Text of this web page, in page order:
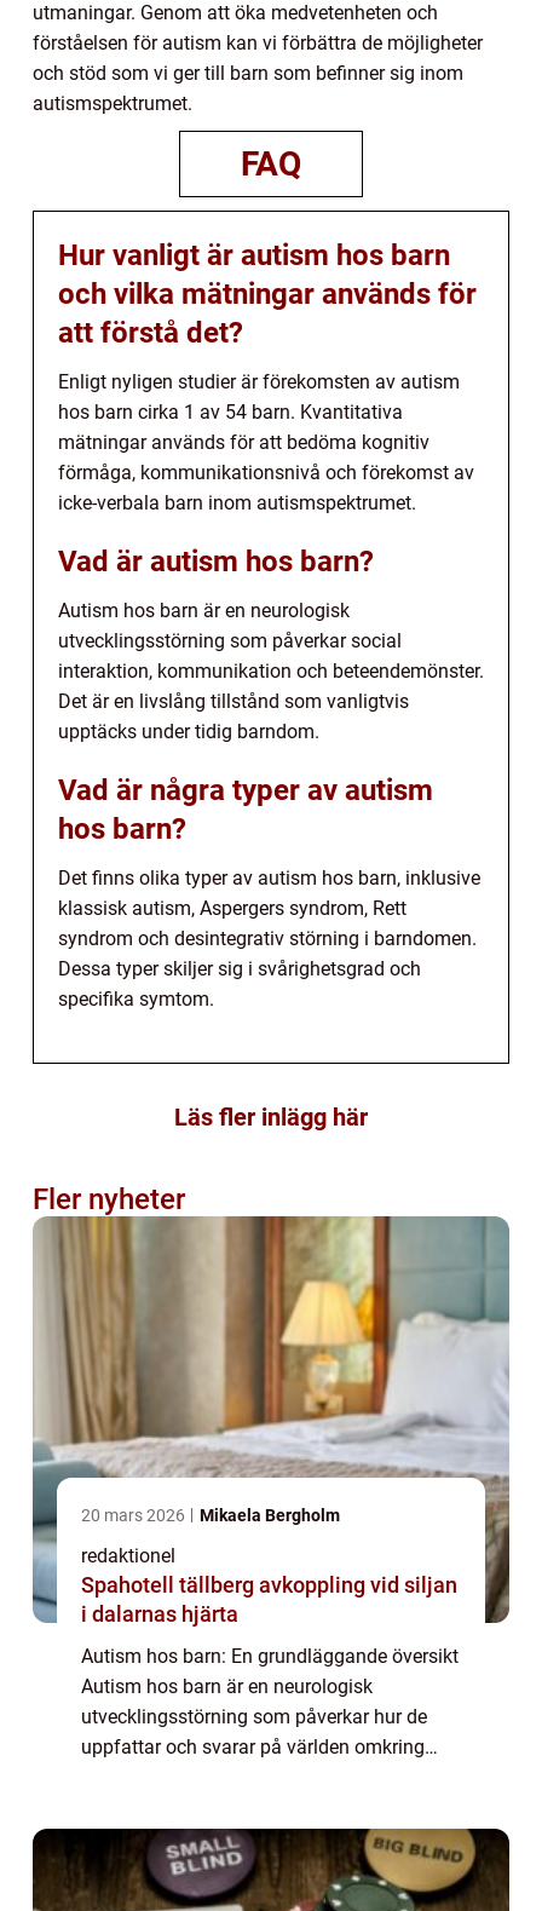
utmaningar. Genom att öka medvetenheten och
förståelsen för autism kan vi förbättra de möjligheter
och stöd som vi ger till barn som befinner sig inom
autismspektrumet.
FAQ
Hur vanligt är autism hos barn
och vilka mätningar används för
att förstå det?
Enligt nyligen studier är förekomsten av autism
hos barn cirka 1 av 54 barn. Kvantitativa
mätningar används för att bedöma kognitiv
förmåga, kommunikationsnivå och förekomst av
icke-verbala barn inom autismspektrumet.
Vad är autism hos barn?
Autism hos barn är en neurologisk
utvecklingsstörning som påverkar social
interaktion, kommunikation och beteendemönster.
Det är en livslång tillstånd som vanligtvis
upptäcks under tidig barndom.
Vad är några typer av autism
hos barn?
Det finns olika typer av autism hos barn, inklusive
klassisk autism, Aspergers syndrom, Rett
syndrom och desintegrativ störning i barndomen.
Dessa typer skiljer sig i svårighetsgrad och
specifika symtom.
Läs fler inlägg här
Fler nyheter
20 mars 2026 Mikaela Bergholm
redaktionel
Spahotell tällberg avkoppling vid siljan
i dalarnas hjärta
Autism hos barn: En grundläggande översikt
Autism hos barn är en neurologisk
utvecklingsstörning som påverkar hur de
uppfattar och svarar på världen omkring
och det påverk...